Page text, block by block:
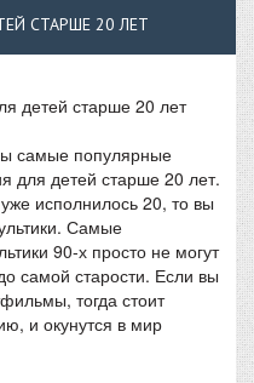
СТАРШЕ 20 ЛЕТ
самые популярные
для детей старше 20 лет.
исполнилось 20, то вы
Самые
90-х просто не могут
самой старости. Если вы
тогда стоит
и окунутся в мир